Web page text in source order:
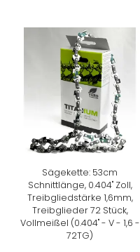
Sägekette: 53cm
Schnittlänge, 0.404" Zoll,
Treibgliedstärke 1,6mm,
Treibglieder 72 Stück,
Vollmeißel (0.404" - V - 1,6 -
72TG)